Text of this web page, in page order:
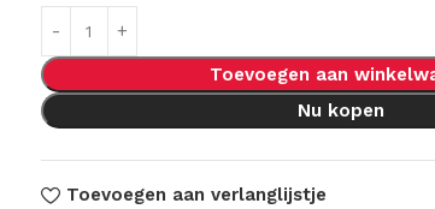
Toevoegen aan
Nu kopen
Toevoegen aan verlanglijstje